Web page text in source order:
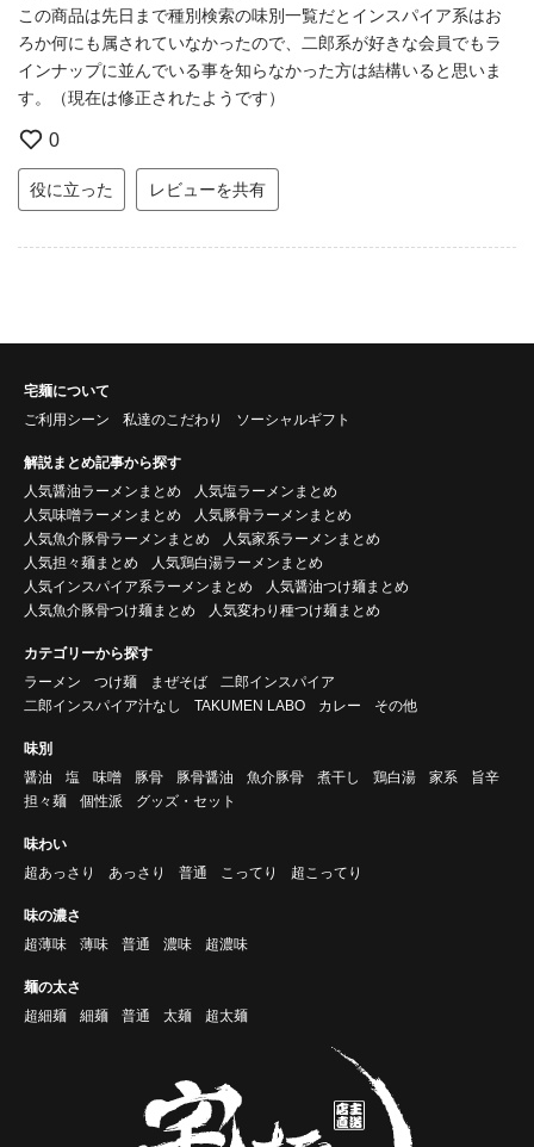
この商品は先日まで種別検索の味別一覧だとインスパイア系はお
ろか何にも属されていなかったので、二郎系が好きな会員でもラ
インナップに並んでいる事を知らなかった方は結構いると思いま
す。（現在は修正されたようです）
0
役に立った レビューを共有
宅麺について
ご利用シーン
私達のこだわり ソーシャルギフト
解説まとめ記事から探す
人気醤油ラーメンまとめ
人気塩ラーメンまとめ
人気味噌ラーメンまとめ
人気豚骨ラーメンまとめ
人気魚介豚骨ラーメンまとめ
人気家系ラーメンまとめ
人気担々麺まとめ
人気鶏白湯ラーメンまとめ
人気インスパイア系ラーメンまとめ
人気醤油つけ麺まとめ
人気魚介豚骨つけ麺まとめ
人気変わり種つけ麺まとめ
カテゴリーから探す
ラーメン
つけ麺 まぜそば
二郎インスパイア
二郎インスパイア汁なし
TAKUMEN LABO カレー その他
味別
醤油
塩 味噌 豚骨 豚骨醤油 魚介豚骨 煮干し 鶏白湯 家系
旨辛
担々麺
個性派 グッズ・セット
味わい
超あっさり
あっさり 普通 こってり 超こってり
味の濃さ
超薄味
薄味 普通 濃味 超濃味
麺の太さ
超細麺
細麺 普通 太麺 超太麺